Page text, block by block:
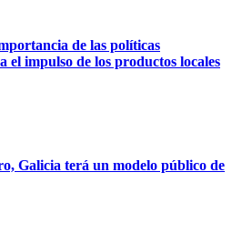
de las políticas
el impulso de los productos locales
Galicia terá un modelo público de